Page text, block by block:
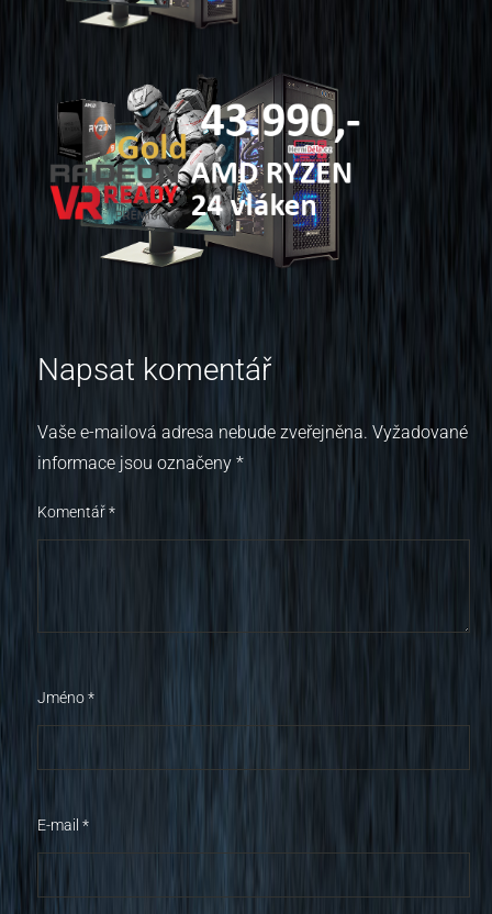
Napsat komentář
Vaše e-mailová adresa nebude zveřejněna. Vyžadované
informace jsou označeny*
Komentář*
Jméno*
E-mail*